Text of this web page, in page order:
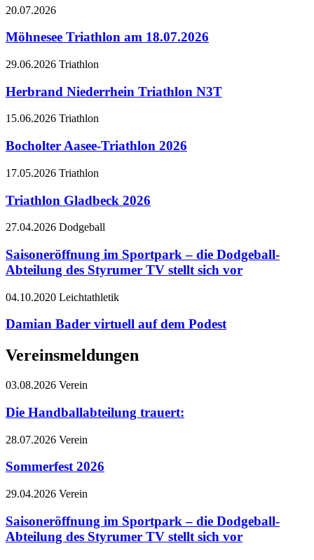
20.07.2026
Möhnesee Triathlon am 18.07.2026
29.06.2026 Triathlon
Herbrand Niederrhein Triathlon N3T
15.06.2026 Triathlon
Bocholter Aasee-Triathlon 2026
17.05.2026 Triathlon
Triathlon Gladbeck 2026
27.04.2026 Dodgeball
Saisoneröffnung im Sportpark – die Dodgeball-
Abteilung des Styrumer TV stellt sich vor
04.10.2020 Leichtathletik
Damian Bader virtuell auf dem Podest
Vereinsmeldungen
03.08.2026 Verein
Die Handballabteilung trauert:
28.07.2026 Verein
Sommerfest 2026
29.04.2026 Verein
Saisoneröffnung im Sportpark – die Dodgeball-
Abteilung des Styrumer TV stellt sich vor